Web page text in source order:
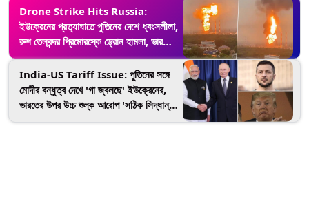
Drone Strike Hits Russia:
ইউক্রেনের প্রত্যাঘাতে পুতিনের দেশে ধ্বংসলীলা,
রুশ তেলবন্দর প্রিমোরস্কে ড্রোন হামলা, ভারতে
প্রভাব পড়বে কি
India-US Tariff Issue: পুতিনের সঙ্গে
মোদীর বন্ধুত্ব দেখে 'গা জ্বলছে' ইউক্রেনের,
ভারতের উপর উচ্চ শুল্ক আরোপ 'সঠিক সিদ্ধান্ত'